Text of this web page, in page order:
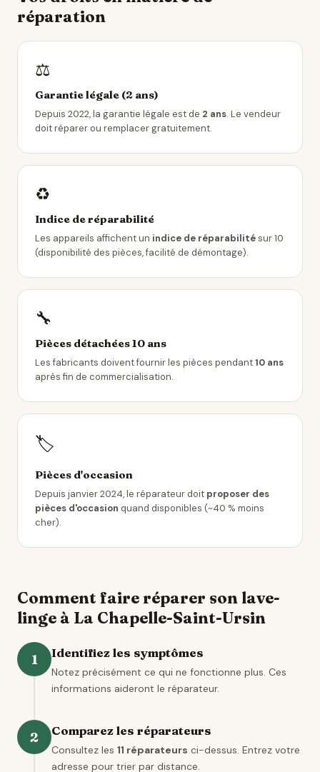
réparation
⚖️
Garantie légale (2 ans)
Depuis 2022, la garantie légale est de 2 ans. Le vendeur
doit réparer ou remplacer gratuitement.
♻️
Indice de réparabilité
Les appareils affichent un indice de réparabilitésur 10
(disponibilité des pièces, facilité de démontage).
🔧
Pièces détachées 10 ans
Les fabricants doivent fournir les pièces pendant10 ans
après fin de commercialisation.
🏷️
Pièces d'occasion
Depuis janvier 2024, le réparateur doit proposer des
pièces d'occasion quand disponibles (~40 % moins
cher).
Comment faire réparer son lave-
linge à La Chapelle-Saint-Ursin
1 Identifiez les symptômes
Notez précisément ce qui ne fonctionne plus. Ces
informations aideront le réparateur.
2 Comparez les réparateurs
Consultez les 11 réparateurs ci-dessus. Entrez votre
adresse pour trier par distance.